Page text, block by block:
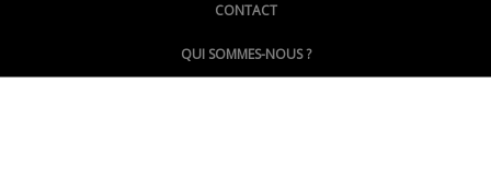
CONTACT
QUI SOMMES-NOUS ?